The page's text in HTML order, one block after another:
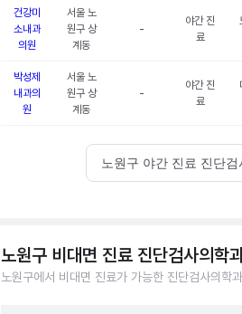
건강미
소내과
의원
서울 노
원구 상
계동
-
야간 진
료
박성제
내과의
원
서울 노
원구 상
계동
-
야간 진
료
노원구 야간 진료 진단
노원구 비대면 진료 진단검사의학
노원구에서 비대면 진료가 가능한 진단검사의학